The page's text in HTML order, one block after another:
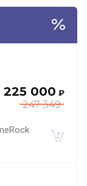
247 349
225 000 ₽